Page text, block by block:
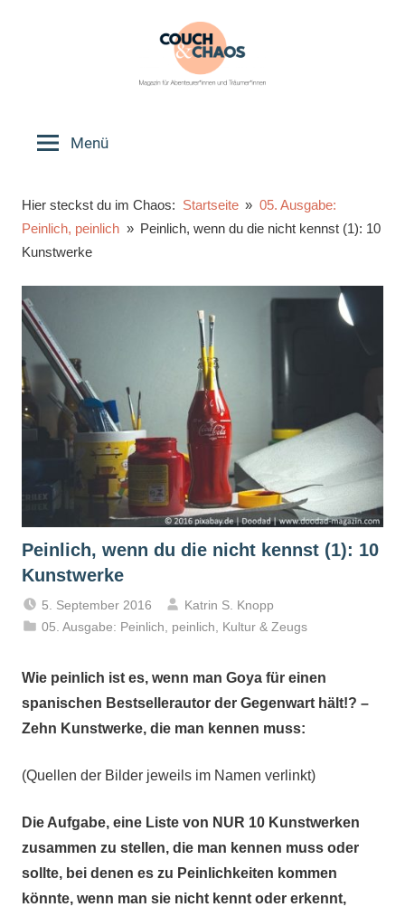
Chaos
Menü
Hier steckst du im Chaos: Startseite
05. Ausgabe:
Peinlich, peinlich
Peinlich, wenn du die nicht kennst (1): 10
Kunstwerke
Peinlich, wenn du die nicht kennst (1): 10
Kunstwerke
5. September 2016
Katrin S. Knopp
05. Ausgabe: Peinlich, peinlich
Kultur & Zeugs
Wie peinlich ist es, wenn man Goya für einen
spanischen Bestsellerautor der Gegenwart hält!? –
Zehn Kunstwerke, die man kennen muss:
(Quellen der Bilder jeweils im Namen verlinkt)
Die Aufgabe, eine Liste von NUR 10 Kunstwerken
zusammen zu stellen, die man kennen muss oder
sollte, bei denen es zu Peinlichkeiten kommen
könnte, wenn man sie nicht kennt oder erkennt,